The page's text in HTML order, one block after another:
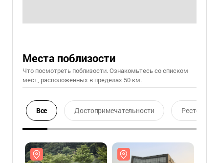
Места поблизости
Что посмотреть поблизости. Ознакомьтесь со списком
мест, расположенных в пределах 50 км.
Все Достопримечательности Ресторан